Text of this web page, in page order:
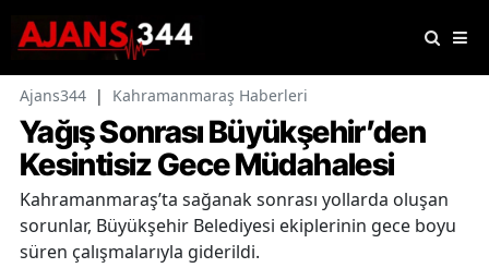
Ajans344 | Kahramanmaraş Haberleri
Yağış Sonrası Büyükşehir’den
Kesintisiz Gece Müdahalesi
Kahramanmaraş’ta sağanak sonrası yollarda oluşan
sorunlar, Büyükşehir Belediyesi ekiplerinin gece boyu
süren çalışmalarıyla giderildi.